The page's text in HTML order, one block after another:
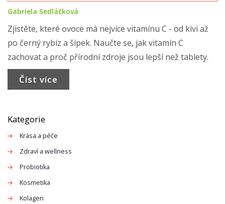
Gabriela Sedláčková
Zjistěte, které ovoce má nejvíce vitamínu C - od kivi až
po černý rybíz a šípek. Naučte se, jak vitamín C
zachovat a proč přírodní zdroje jsou lepší než tablety.
Číst více
Kategorie
Krása a péče
Zdraví a wellness
Probiotika
Kosmetika
Kolagen